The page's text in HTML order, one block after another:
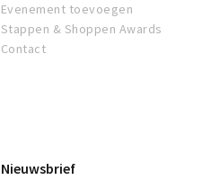
Evenement toevoegen
Stappen & Shoppen Awards
Contact
Nieuwsbrief